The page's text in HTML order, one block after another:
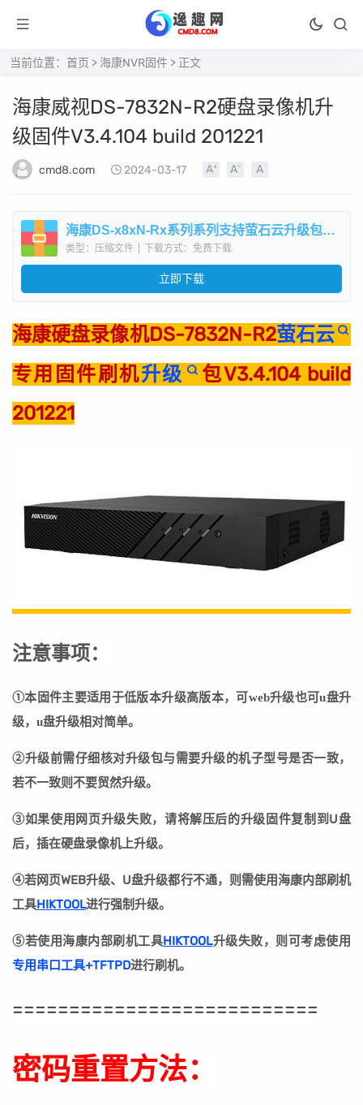
当前位置： 首页 > 海康NVR固件 > 正文
海康威视DS-7832N-R2硬盘录像机升
级固件V3.4.104 build 201221​
cmd8.com 2024-03-17
海康DS-x8xN-Rx系列系列支持萤石云升级包V3.4.104Build201221.zip
类型：压缩文件 下载方式：免费下载
立即下载
海康硬盘录像机DS-7832N-R2萤石云
专用固件刷机升级
包V3.4.104 build
201221
注意事项：
①本固件主要适用于低版本升级高版本，可web升级也可u盘升
级，u盘升级相对简单。
②升级前需仔细核对升级包与需要升级的机子型号是否一致，
若不一致则不要贸然升级。
③如果使用网页升级失败，请将解压后的升级固件复制到U盘
后，插在硬盘录像机上升级。
④若网页WEB升级、U盘升级都行不通，则需使用海康内部刷机
工具HIKTOOL进行强制升级。
⑤若使用海康内部刷机工具HIKTOOL升级失败，则可考虑使用
专用串口工具+TFTPD进行刷机。
===========================
密码重置方法：